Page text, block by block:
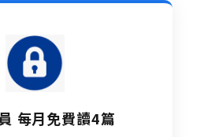
每月免費讀4篇